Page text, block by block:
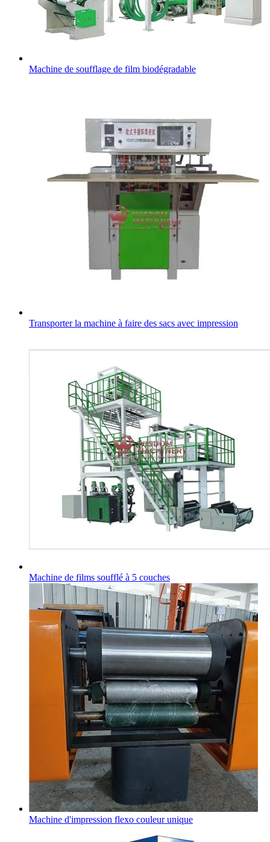
Machine de soufflage de film biodégradable
Transporter la machine à faire des sacs avec impression
Machine de films soufflé à 5 couches
Machine d'impression flexo couleur unique